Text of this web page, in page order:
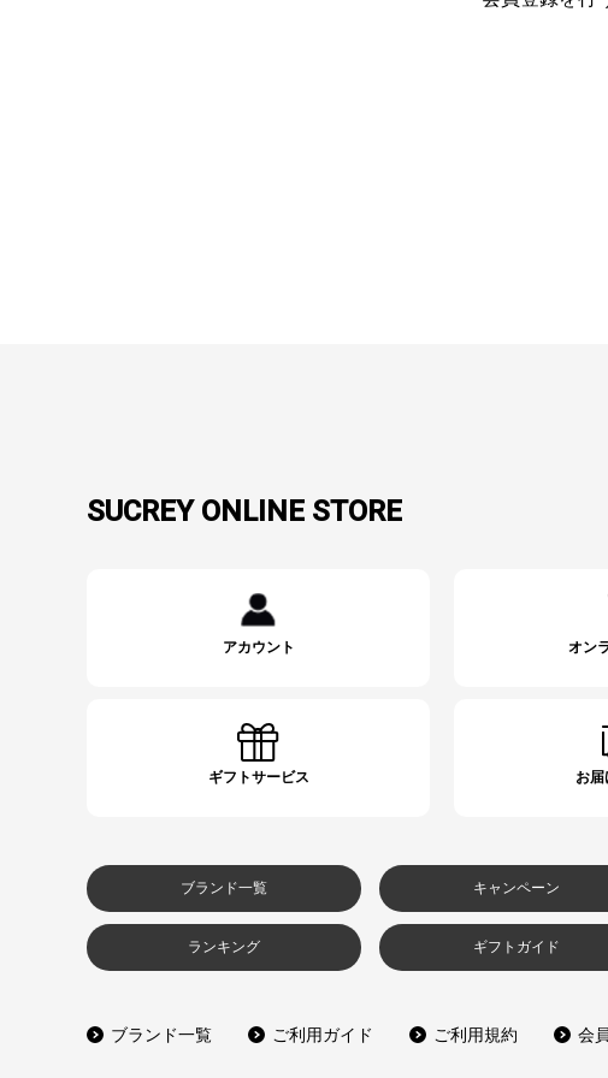
SUCREY ONLINE STORE
アカウント オン
ギフトサービス お届
ブランド一覧 キャンペーン
ランキング ギフトガイド
ブランド一覧 ご利用ガイド ご利用規約 会